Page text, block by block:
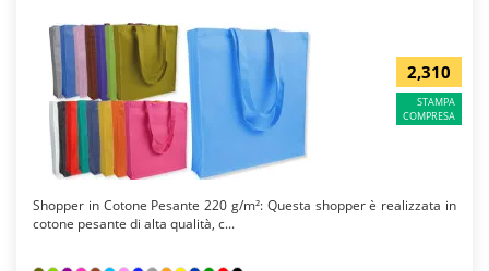
2,310
STAMPA
COMPRESA
Shopper in Cotone Pesante 220 g/m²: Questa shopper è realizzata in
cotone pesante di alta qualità, c...